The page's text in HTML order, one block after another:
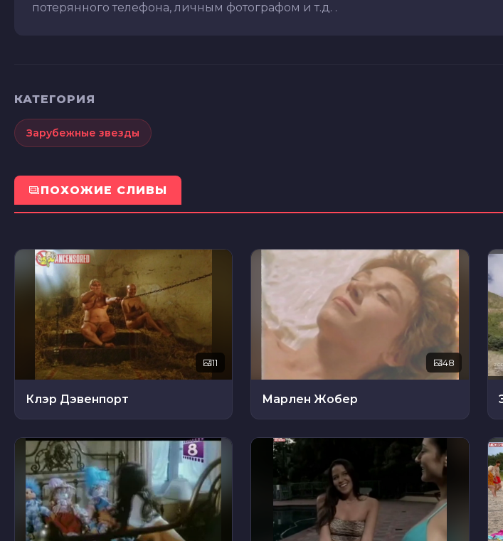
потерянного телефона, личным фотографом и т.д. .
КАТЕГОРИЯ
Зарубежные звезды
ПОХОЖИЕ СЛИВЫ
11
Клэр Дэвенпорт
48
Марлен Жобер